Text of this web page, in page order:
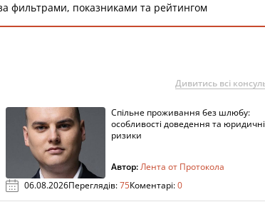
фильтрами, показниками та рейтингом
Дивитись всі
Спільне проживання без шлюбу:
особливості доведення та юридичні
ризики
Автор:Лента от Протокола
06.08.2026Переглядів:75Коментарі:0